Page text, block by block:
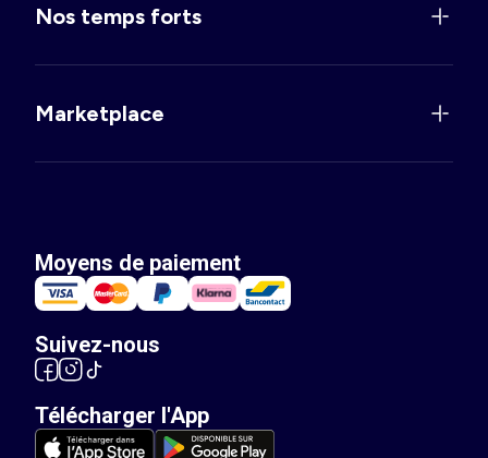
Nos temps forts
Marketplace
Moyens de paiement
Suivez-nous
Télécharger l'App